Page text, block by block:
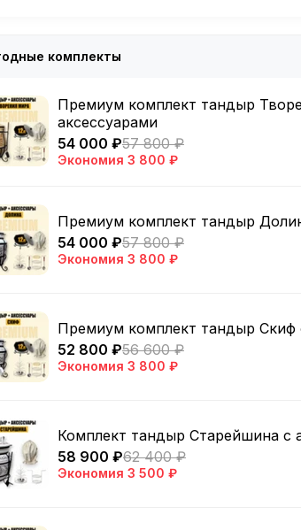
комплекты
Премиум комплект тандыр
аксессуарами
54 000 ₽57 800 ₽
Экономия 3 800 ₽
Премиум комплект тандыр
54 000 ₽57 800 ₽
Экономия 3 800 ₽
Премиум комплект тандыр Скиф
52 800 ₽56 600 ₽
Экономия 3 800 ₽
Комплект тандыр Старейшина с
58 900 ₽62 400 ₽
Экономия 3 500 ₽